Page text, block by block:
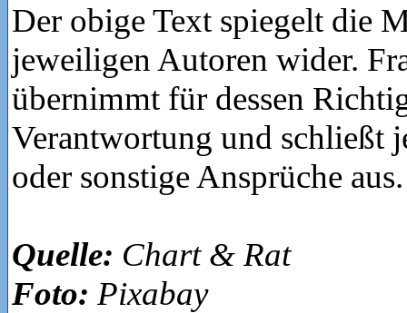
Der obige Text spiegelt die
jeweiligen Autoren wider.
übernimmt für dessen
Verantwortung und schließt
oder sonstige Ansprüche aus.
Quelle: Chart & Rat
Foto: Pixabay